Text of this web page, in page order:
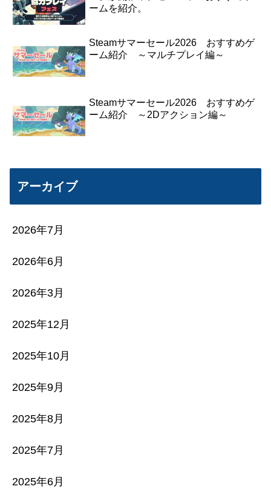
ームを紹介。
Steamサマーセール2026 おすすめゲ
ーム紹介 ～マルチプレイ編～
Steamサマーセール2026 おすすめゲ
ーム紹介 ～2Dアクション編～
アーカイブ
2026年7月
2026年6月
2026年3月
2025年12月
2025年10月
2025年9月
2025年8月
2025年7月
2025年6月